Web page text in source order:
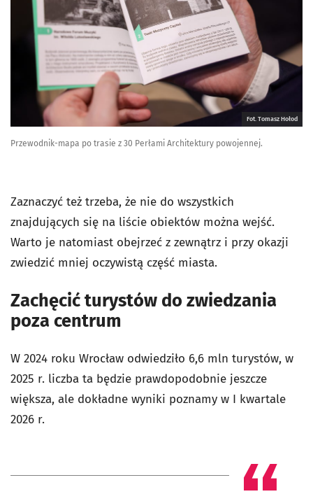
Fot. Tomasz Hołod
Przewodnik-mapa po trasie z 30 Perłami Architektury powojennej.
Zaznaczyć też trzeba, że nie do wszystkich
znajdujących się na liście obiektów można wejść.
Warto je natomiast obejrzeć z zewnątrz i przy okazji
zwiedzić mniej oczywistą część miasta.
Zachęcić turystów do zwiedzania
poza centrum
W 2024 roku Wrocław odwiedziło 6,6 mln turystów, w
2025 r. liczba ta będzie prawdopodobnie jeszcze
większa, ale dokładne wyniki poznamy w I kwartale
2026 r.